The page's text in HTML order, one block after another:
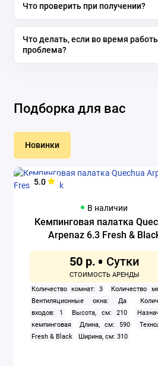
Что проверить при получении?
Что делать, если во время
проблема?
Подборка для вас
Новинки
5.0
В наличии
Кемпинговая палатка
Arpenaz 6.3 Fresh &
50 р.
Количество комнат: 3
Количество
Вентиляционные окна: Да
входов: 1
Высота, см: 210
кемпинговая
Длина, см: 590
Fresh & Black
Ширина, см: 310